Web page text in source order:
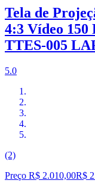
Tela de
4:3 Vídeo 150
TTES-005
5.0
(2)
Preço R$ 2.010,00R$